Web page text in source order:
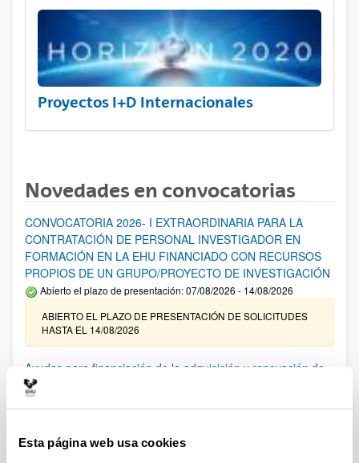
Esta página web usa cookies
Proyectos I+D Internacionales
Novedades en convocatorias
CONVOCATORIA 2026- I EXTRAORDINARIA PARA LA
CONTRATACIÓN DE PERSONAL INVESTIGADOR EN
FORMACIÓN EN LA EHU FINANCIADO CON RECURSOS
PROPIOS DE UN GRUPO/PROYECTO DE INVESTIGACIÓN
Abierto el plazo de presentación: 07/08/2026 - 14/08/2026
ABIERTO EL PLAZO DE PRESENTACIÓN DE SOLICITUDES
HASTA EL 14/08/2026
Ayudas para financiación de la adquisición y renovación de
infraestructura científica y fondos bibliográficos en la
UPV/EHU 2026
25/03/2026: Corrección de errores del listado provisional de